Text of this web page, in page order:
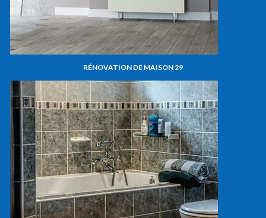
RÉNOVATION DE MAISON 29